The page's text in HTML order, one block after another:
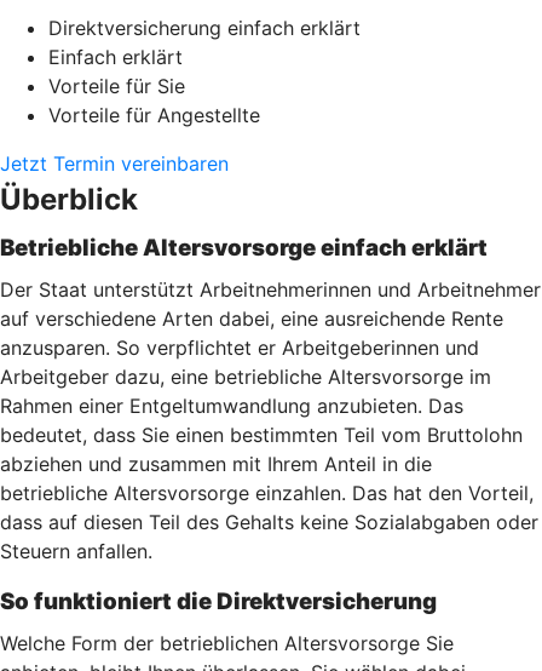
Direktversicherung einfach erklärt
Einfach erklärt
Vorteile für Sie
Vorteile für Angestellte
Jetzt Termin vereinbaren
Überblick
Betriebliche Altersvorsorge einfach erklärt
Der Staat unterstützt Arbeitnehmerinnen und Arbeitnehmer
auf verschiedene Arten dabei, eine ausreichende Rente
anzusparen. So verpflichtet er Arbeitgeberinnen und
Arbeitgeber dazu, eine betriebliche Altersvorsorge im
Rahmen einer Entgeltumwandlung anzubieten. Das
bedeutet, dass Sie einen bestimmten Teil vom Bruttolohn
abziehen und zusammen mit Ihrem Anteil in die
betriebliche Altersvorsorge einzahlen. Das hat den Vorteil,
dass auf diesen Teil des Gehalts keine Sozialabgaben oder
Steuern anfallen.
So funktioniert die Direktversicherung
Welche Form der betrieblichen Altersvorsorge Sie